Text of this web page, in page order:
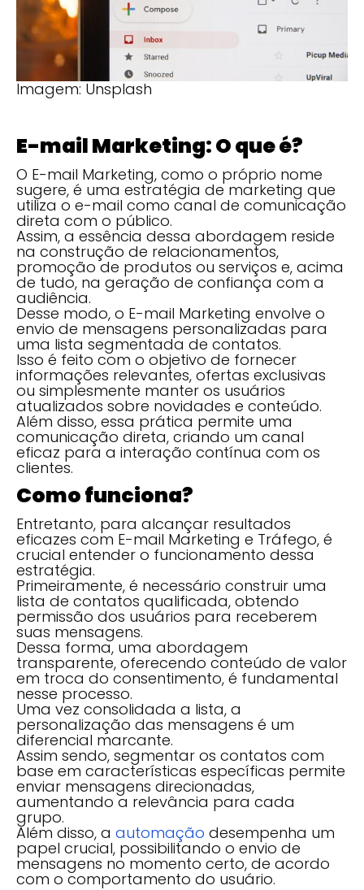
Imagem: Unsplash
E-mail Marketing: O que é?
O E-mail Marketing, como o próprio nome
sugere, é uma estratégia de marketing que
utiliza o e-mail como canal de comunicação
direta com o público.
Assim, a essência dessa abordagem reside
na construção de relacionamentos,
promoção de produtos ou serviços e, acima
de tudo, na geração de confiança com a
audiência.
Desse modo, o E-mail Marketing envolve o
envio de mensagens personalizadas para
uma lista segmentada de contatos.
Isso é feito com o objetivo de fornecer
informações relevantes, ofertas exclusivas
ou simplesmente manter os usuários
atualizados sobre novidades e conteúdo.
Além disso, essa prática permite uma
comunicação direta, criando um canal
eficaz para a interação contínua com os
clientes.
Como funciona?
Entretanto, para alcançar resultados
eficazes com E-mail Marketing e Tráfego, é
crucial entender o funcionamento dessa
estratégia.
Primeiramente, é necessário construir uma
lista de contatos qualificada, obtendo
permissão dos usuários para receberem
suas mensagens.
Dessa forma, uma abordagem
transparente, oferecendo conteúdo de valor
em troca do consentimento, é fundamental
nesse processo.
Uma vez consolidada a lista, a
personalização das mensagens é um
diferencial marcante.
Assim sendo, segmentar os contatos com
base em características específicas permite
enviar mensagens direcionadas,
aumentando a relevância para cada
grupo.
Além disso, a automação desempenha um
papel crucial, possibilitando o envio de
mensagens no momento certo, de acordo
com o comportamento do usuário.